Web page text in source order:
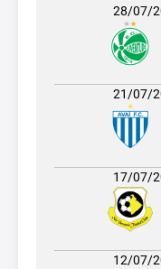
28/07/
21/07/
17/07/
12/07/